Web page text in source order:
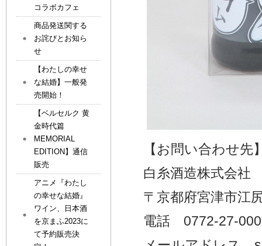
【お問い合わせ先
白糸酒造株式会社
〒京都府宮津市江
電話 0772-27-
コラボカフェ
商品発送関する
お詫びとお知ら
せ
【わたしの幸せ
な結婚】一般発
売開始！
【ベルセルク 黄
金時代篇
MEMORIAL
EDITION】通信
販売
アニメ『わたし
の幸せな結婚』
ワイン、日本酒
を京まふ2023に
て予約販売決